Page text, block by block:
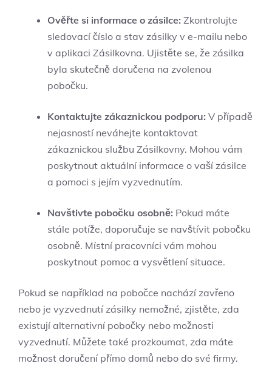
Ověřte si informace o zásilce: Zkontrolujte
sledovací číslo a stav zásilky v e-mailu nebo
v aplikaci Zásilkovna. Ujistěte se, že zásilka
byla skutečně doručena na zvolenou
pobočku.
Kontaktujte zákaznickou podporu: V případě
nejasností neváhejte kontaktovat
zákaznickou službu Zásilkovny. Mohou vám
poskytnout aktuální informace o vaší zásilce
a pomoci s jejím vyzvednutím.
Navštivte pobočku osobně: Pokud máte
stále potíže, doporučuje se navštívit pobočku
osobně. Místní pracovníci vám mohou
poskytnout pomoc a vysvětlení situace.
Pokud se například na pobočce nachází zavřeno
nebo je vyzvednutí zásilky nemožné, zjistěte, zda
existují alternativní pobočky nebo možnosti
vyzvednutí. Můžete také prozkoumat, zda máte
možnost doručení přímo domů nebo do své firmy.